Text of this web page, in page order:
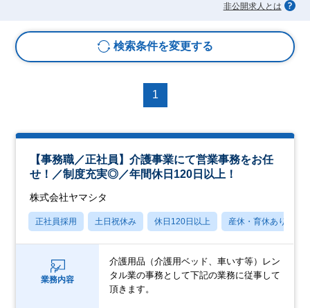
非公開求人とは
検索条件を変更する
1
【事務職／正社員】介護事業にて営業事務をお任
せ！／制度充実◎／年間休日120日以上！
株式会社ヤマシタ
正社員採用 土日祝休み 休日120日以上 産休・育休あり
業務内容
介護用品（介護用ベッド、車いす等）レン
タル業の事務として下記の業務に従事して
頂きます。